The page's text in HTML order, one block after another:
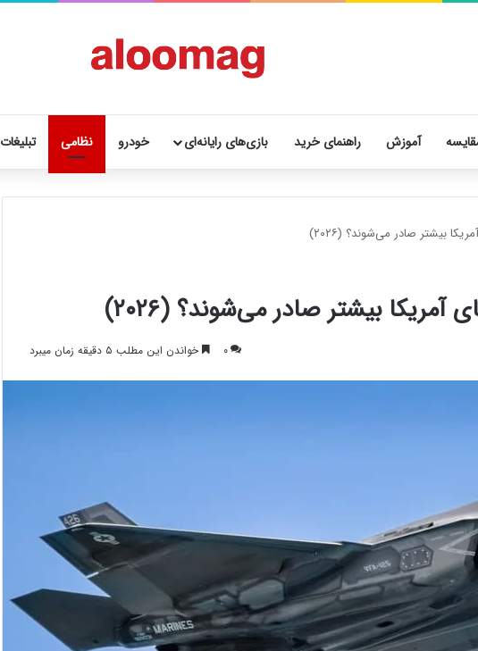
آموزش راهنمای خرید بازی‌های رایانه‌ای خودرو نظامی تبلیغات
بیشتر صادر می‌شوند؟ (۲۰۲۶)
بیشتر صادر می‌شوند؟ (۲۰۲۶)
۰ خواندن این مطلب ۵ دقیقه زمان میبرد